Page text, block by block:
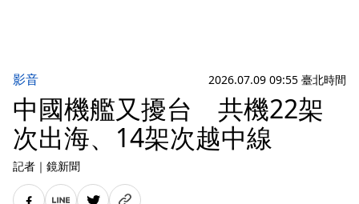
影音 2026.07.09 09:55 臺北時間
中國機艦又擾台 共機22架
次出海、14架次越中線
記者 ｜ 鏡新聞